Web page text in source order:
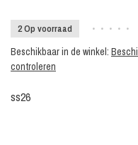
2 Op voorraad • • • • •
Beschikbaar in de winkel:
controleren
ss26